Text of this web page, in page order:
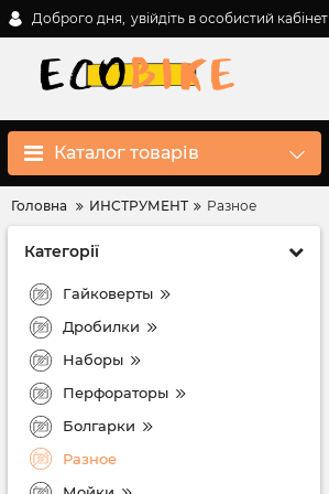
Доброго дня, увійдіть в особистий кабінет
Каталог товарів
Головна ИНСТРУМЕНТ Разное
Категорії
Гайковерты
Дробилки
Наборы
Перфораторы
Болгарки
Разное